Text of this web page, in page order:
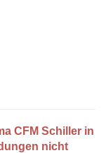
CFM Schiller in
nicht